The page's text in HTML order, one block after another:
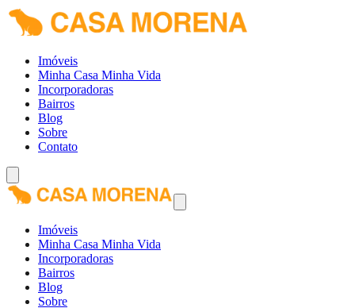
Imóveis
Minha Casa Minha Vida
Incorporadoras
Bairros
Blog
Sobre
Contato
Imóveis
Minha Casa Minha Vida
Incorporadoras
Bairros
Blog
Sobre